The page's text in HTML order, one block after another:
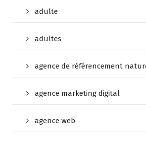
adulte
adultes
agence de référencement
agence marketing digital
agence web